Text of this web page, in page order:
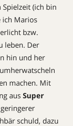
(ich bin
ich Marios
bzw.
leben. Der
hin und her
machen. Mit
aus Super
schuld, dazu